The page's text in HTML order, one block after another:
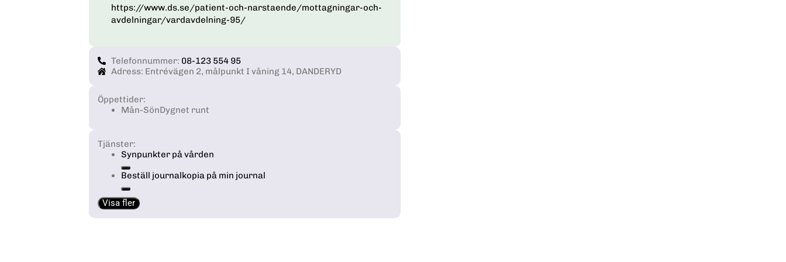
https://www.ds.se/patient-och-narstaende/mottagningar-och-
avdelningar/vardavdelning-95/
Telefonnummer: 08-123 554 95
Adress: Entrévägen 2, målpunkt I våning 14, DANDERYD
Öppettider:
Mån-SönDygnet runt
Tjänster:
Synpunkter på vården
Beställ journalkopia på min journal
Visa fler